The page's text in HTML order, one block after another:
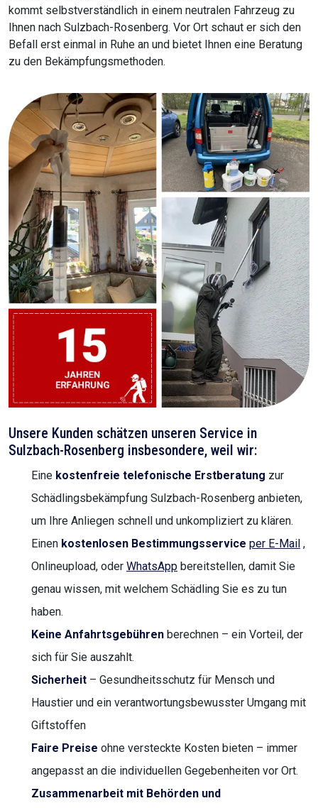
kommt selbstverständlich in einem neutralen Fahrzeug zu
Ihnen nach Sulzbach-Rosenberg. Vor Ort schaut er sich den
Befall erst einmal in Ruhe an und bietet Ihnen eine Beratung
zu den Bekämpfungsmethoden.
Unsere Kunden schätzen unseren Service in
Sulzbach-Rosenberg insbesondere, weil wir:
Eine kostenfreie telefonische Erstberatung zur
Schädlingsbekämpfung Sulzbach-Rosenberg anbieten,
um Ihre Anliegen schnell und unkompliziert zu klären.
Einen kostenlosen Bestimmungsservice per E-Mail ,
Onlineupload, oder WhatsApp bereitstellen, damit Sie
genau wissen, mit welchem Schädling Sie es zu tun
haben.
Keine Anfahrtsgebühren berechnen – ein Vorteil, der
sich für Sie auszahlt.
Sicherheit – Gesundheitsschutz für Mensch und
Haustier und ein verantwortungsbewusster Umgang mit
Giftstoffen
Faire Preise ohne versteckte Kosten bieten – immer
angepasst an die individuellen Gegebenheiten vor Ort.
Zusammenarbeit mit Behörden und